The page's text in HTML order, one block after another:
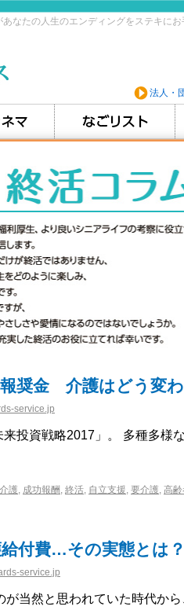
なたの人生のエンディングをステキにお
法人・
報奨金 介護はどう変
service.jp
投資戦略2017」。 多種多様
介護, 成功報酬, 終活, 自立支援, 要介護, 高
給付費…その実態とは？
service.jp
が当然と思われていた時代か